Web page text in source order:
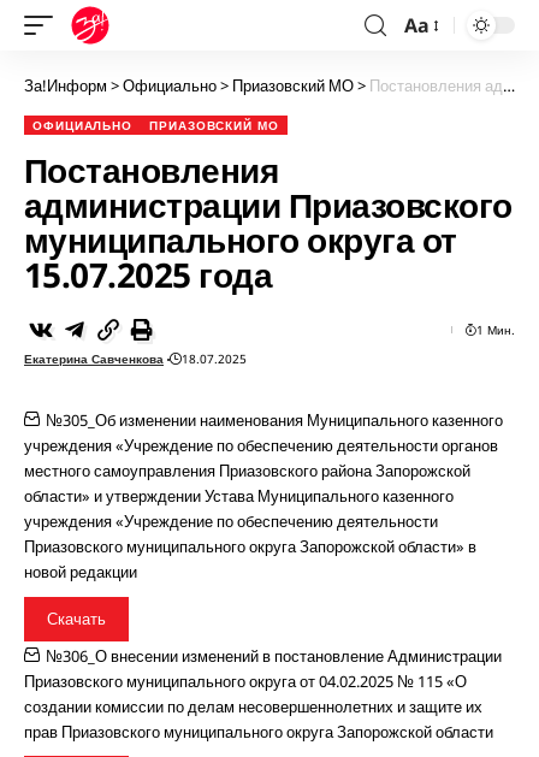
Aa
За!Информ >Официально> Приазовский МО> Постановления администрации Приазовского муниципального округа от 15.07.2025 года
ОФИЦИАЛЬНО ПРИАЗОВСКИЙ МО
Постановления
администрации Приазовского
муниципального округа от
15.07.2025 года
Екатерина Савченкова 18.07.2025
1 Мин.
№305_Об изменении наименования Муниципального казенного
учреждения «Учреждение по обеспечению деятельности органов
местного самоуправления Приазовского района Запорожской
области» и утверждении Устава Муниципального казенного
учреждения «Учреждение по обеспечению деятельности
Приазовского муниципального округа Запорожской области» в
новой редакции
Скачать
№306_О внесении изменений в постановление Администрации
Приазовского муниципального округа от 04.02.2025 № 115 «О
создании комиссии по делам несовершеннолетних и защите их
прав Приазовского муниципального округа Запорожской области